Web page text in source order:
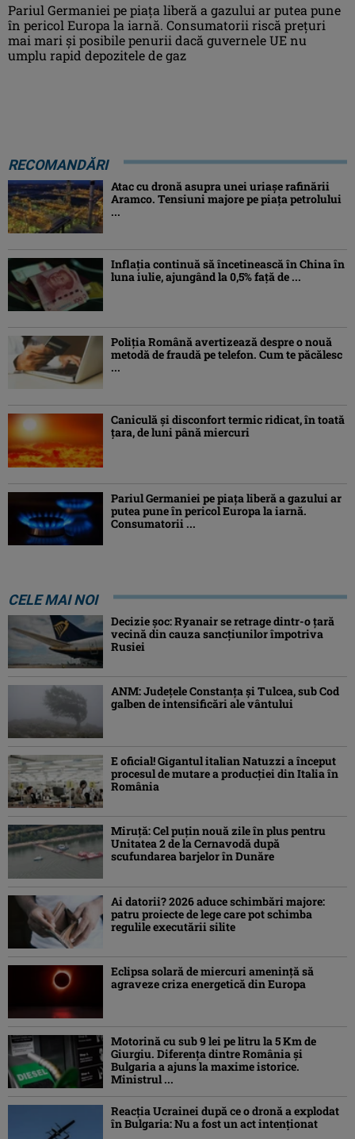
Pariul Germaniei pe piaţa liberă a gazului ar putea pune
în pericol Europa la iarnă. Consumatorii riscă preţuri
mai mari şi posibile penurii dacă guvernele UE nu
umplu rapid depozitele de gaz
RECOMANDĂRI
Atac cu dronă asupra unei uriașe rafinării
Aramco. Tensiuni majore pe piața petrolului
...
Inflaţia continuă să încetinească în China în
luna iulie, ajungând la 0,5% faţă de ...
Poliția Română avertizează despre o nouă
metodă de fraudă pe telefon. Cum te păcălesc
...
Caniculă şi disconfort termic ridicat, în toată
ţara, de luni până miercuri
Pariul Germaniei pe piaţa liberă a gazului ar
putea pune în pericol Europa la iarnă.
Consumatorii ...
CELE MAI NOI
Decizie șoc: Ryanair se retrage dintr-o țară
vecină din cauza sancțiunilor împotriva
Rusiei
ANM: Judeţele Constanţa şi Tulcea, sub Cod
galben de intensificări ale vântului
E oficial! Gigantul italian Natuzzi a început
procesul de mutare a producției din Italia în
România
Miruță: Cel puțin nouă zile în plus pentru
Unitatea 2 de la Cernavodă după
scufundarea barjelor în Dunăre
Ai datorii? 2026 aduce schimbări majore:
patru proiecte de lege care pot schimba
regulile executării silite
Eclipsa solară de miercuri ameninţă să
agraveze criza energetică din Europa
Motorină cu sub 9 lei pe litru la 5 Km de
Giurgiu. Diferența dintre România și
Bulgaria a ajuns la maxime istorice.
Ministrul ...
Reacția Ucrainei după ce o dronă a explodat
în Bulgaria: Nu a fost un act intenționat